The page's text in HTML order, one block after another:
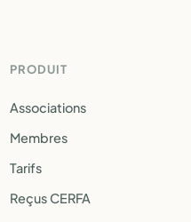
PRODUIT
Associations
Membres
Tarifs
Reçus CERFA